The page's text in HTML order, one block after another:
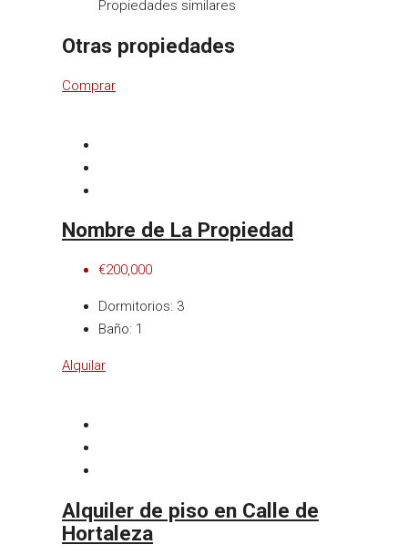
Propiedades similares
Otras propiedades
Comprar
Nombre de La Propiedad
€200,000
Dormitorios: 3
Baño: 1
Alquilar
Alquiler de piso en Calle de
Hortaleza